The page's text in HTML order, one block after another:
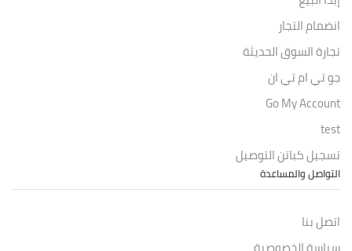
انضمام التجار
تجارة السوق الحديثة
جو تي ام تي ان
Go My Account
test
تسجيل كباتن التوصيل
التواصل والمساعدة
اتصل بنا